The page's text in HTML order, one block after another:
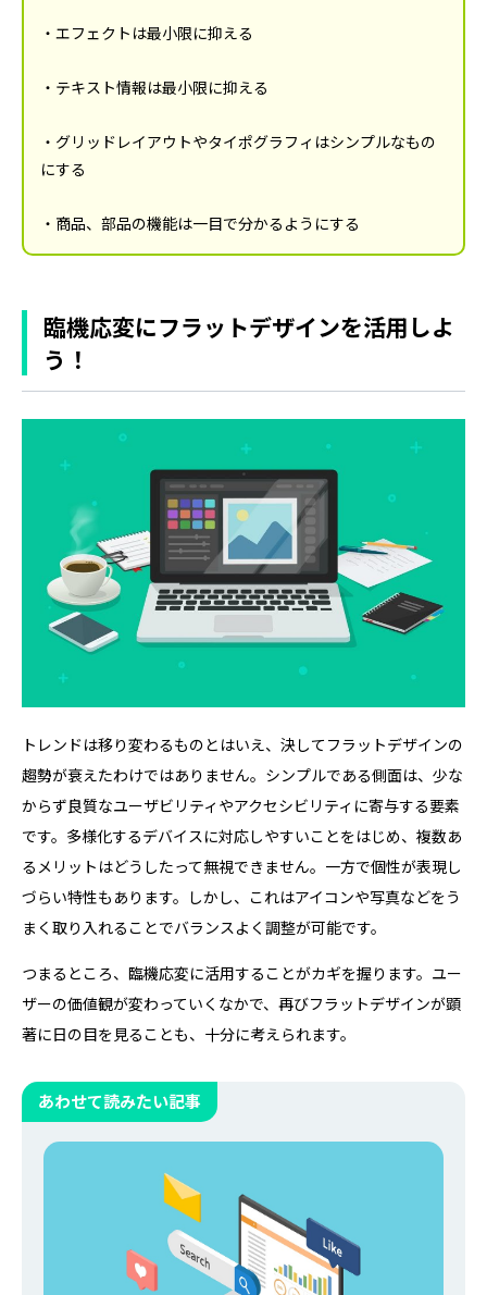
・エフェクトは最小限に抑える
・テキスト情報は最小限に抑える
・グリッドレイアウトやタイポグラフィはシンプルなもの
にする
・商品、部品の機能は一目で分かるようにする
臨機応変にフラットデザインを活用しよ
う！
トレンドは移り変わるものとはいえ、決してフラットデザインの
趨勢が衰えたわけではありません。シンプルである側面は、少な
からず良質なユーザビリティやアクセシビリティに寄与する要素
です。多様化するデバイスに対応しやすいことをはじめ、複数あ
るメリットはどうしたって無視できません。一方で個性が表現し
づらい特性もあります。しかし、これはアイコンや写真などをう
まく取り入れることでバランスよく調整が可能です。
つまるところ、臨機応変に活用することがカギを握ります。ユー
ザーの価値観が変わっていくなかで、再びフラットデザインが顕
著に日の目を見ることも、十分に考えられます。
あわせて読みたい記事